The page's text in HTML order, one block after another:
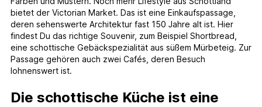
bietet der Victorian Market. Das ist eine Einkaufspassage,
deren sehenswerte Architektur fast 150 Jahre alt ist. Hier
findest Du das richtige Souvenir, zum Beispiel Shortbread,
eine schottische Gebäckspezialität aus süßem Mürbeteig. Zur
Passage gehören auch zwei Cafés, deren Besuch
lohnenswert ist.
Die schottische Küche ist eine